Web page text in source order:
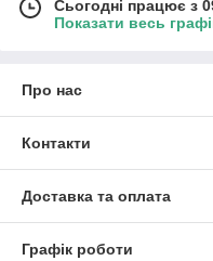
Сьогодні працює з
Показати весь
Про нас
Контакти
Доставка та оплата
Графік роботи